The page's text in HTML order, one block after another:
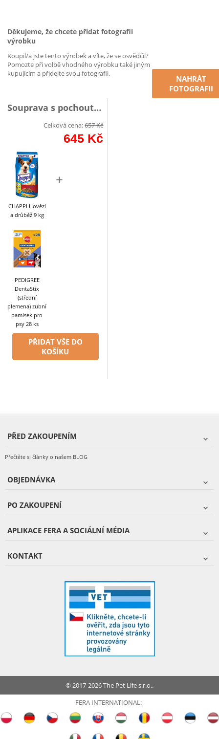
Děkujeme, že chcete přidat fotografii
výrobku
Koupil/a jste tento výrobek a víte, že se osvědčil?
Pomozte při volbě vhodného výrobku také jiným
kupujícím a přidejte svou fotografii.
NAHRÁT
FOTOGRAFII
Souprava s pochoutkou
Celková cena:657Kč
645 Kč
CHAPPI Hovězí
a drůběž 9 kg
+
PEDIGREE
DentaStix
(střední
plemena) zubní
pamlsek pro
psy 28 ks
PŘIDAT VŠE DO
KOŠÍKU
PŘED ZAKOUPENÍM
Přečtěte si články o našem BLOG
OBJEDNÁVKA
PO ZAKOUPENÍ
APLIKACE FERA A SOCIÁLNÍ MÉDIA
KONTAKT
© 2017-2026 The Pet Life s.r.o..
FERA INTERNATIONAL: